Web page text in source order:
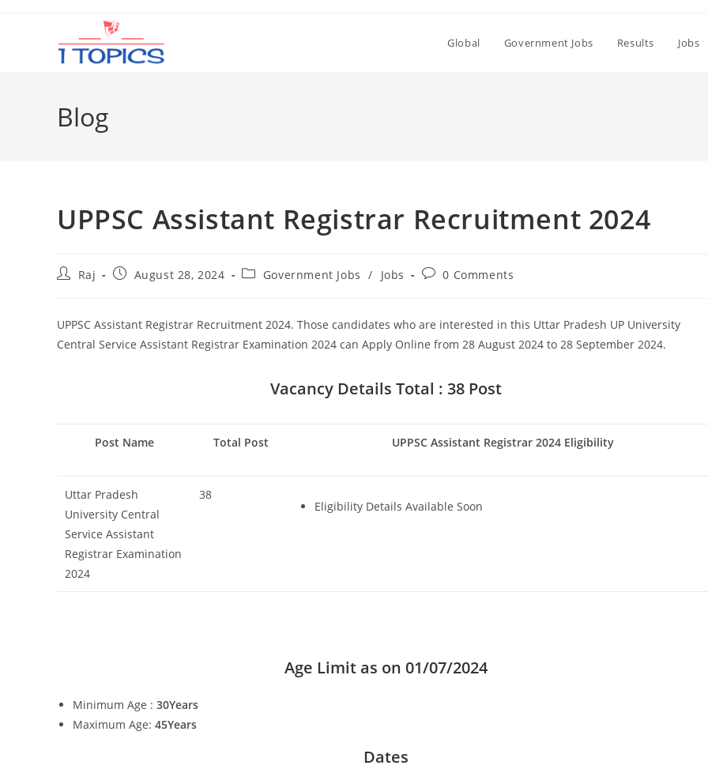
Global Government Jobs Results Jobs
Blog
UPPSC Assistant Registrar Recruitment 2024
PostRaj
PostAugust 28, 2024
PostGovernment Jobs / Jobs
Post0 Comments
UPPSC Assistant Registrar Recruitment 2024. Those candidates who are interested in this Uttar Pradesh UP University
Central Service Assistant Registrar Examination 2024 can Apply Online from 28 August 2024 to 28 September 2024.
Vacancy Details Total : 38 Post
Post Name Total Post UPPSC Assistant Registrar 2024 Eligibility
Uttar Pradesh
University Central
Service Assistant
Registrar Examination
2024
38
Eligibility Details Available Soon
Age Limit as on 01/07/2024
Minimum Age : 30Years
Maximum Age: 45Years
Dates